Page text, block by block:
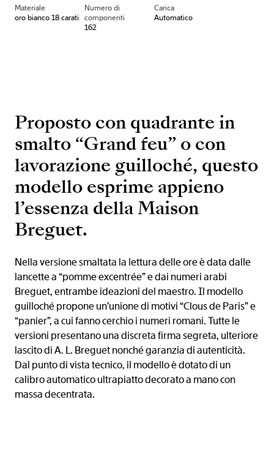
Materiale
oro bianco 18 carati
Numero di
componenti
162
Carica
Automatico
Proposto con quadrante in
smalto “Grand feu” o con
lavorazione guilloché, questo
modello esprime appieno
l’essenza della Maison
Breguet.
Nella versione smaltata la lettura delle ore è data dalle
lancette a “pomme excentrée” e dai numeri arabi
Breguet, entrambe ideazioni del maestro. Il modello
guilloché propone un’unione di motivi “Clous de Paris” e
“panier”, a cui fanno cerchio i numeri romani. Tutte le
versioni presentano una discreta firma segreta, ulteriore
lascito di A. L. Breguet nonché garanzia di autenticità.
Dal punto di vista tecnico, il modello è dotato di un
calibro automatico ultrapiatto decorato a mano con
massa decentrata.